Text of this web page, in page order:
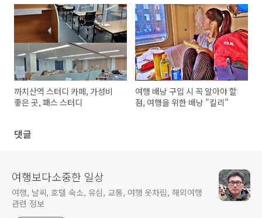
까치산역 스터디 카페, 가성비
좋은 곳, 패스 스터디
여행 배낭 구입 시 꼭 알아야 할
점, 여행을 위한 배낭 "킬리"
댓글
여행보다소중한 일상
여행, 날씨, 호텔 숙소, 유심, 교통, 여행 옷차림, 해외여행
관련 정보